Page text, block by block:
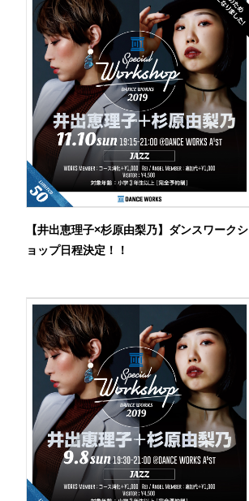
【井出恵理子×杉原由梨乃】ダンスワークシ
ョップ日程決定！！